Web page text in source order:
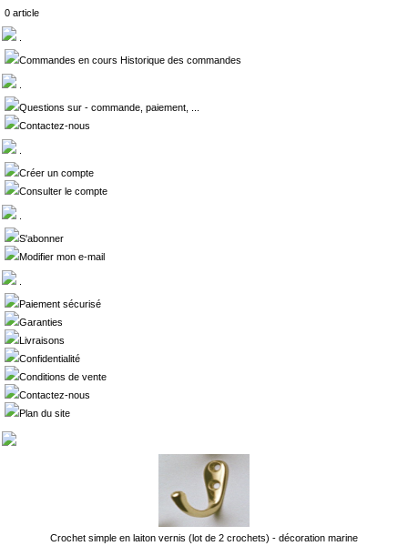
0 article
Commandes en cours Historique des commandes
Questions sur - commande, paiement, ...
Contactez-nous
Créer un compte
Consulter le compte
S'abonner
Modifier mon e-mail
Paiement sécurisé
Garanties
Livraisons
Confidentialité
Conditions de vente
Contactez-nous
Plan du site
Crochet simple en laiton vernis (lot de 2 crochets) - décoration marine